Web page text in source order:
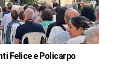
Felice e Policarpo